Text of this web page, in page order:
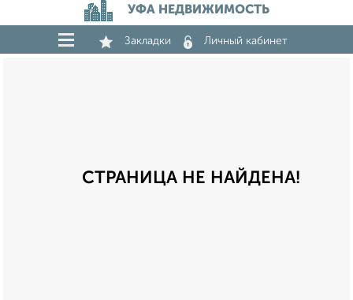
УФА НЕДВИЖИМОСТЬ
Закладки Личный кабинет
СТРАНИЦА НЕ НАЙДЕНА!